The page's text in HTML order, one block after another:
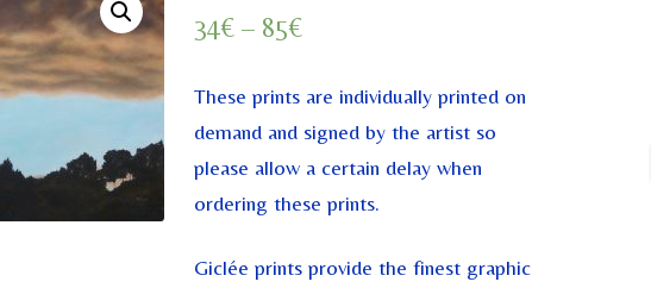
34€ – 85€
These prints are individually printed on
demand and signed by the artist so
please allow a certain delay when
ordering these prints.
Giclée prints provide the finest graphic